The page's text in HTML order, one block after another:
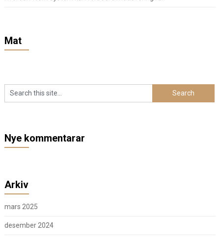
Mat
Nye kommentarar
Arkiv
mars 2025
desember 2024